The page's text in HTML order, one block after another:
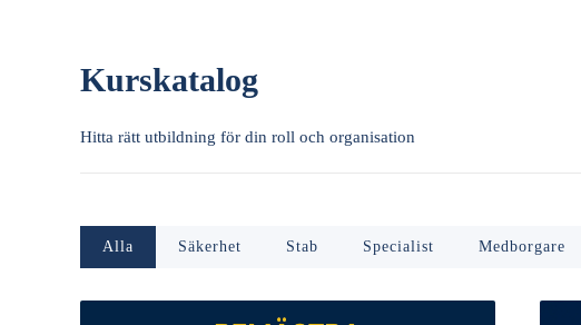
Kurskatalog
Hitta rätt utbildning för din roll och organisation
Alla Säkerhet Stab Specialist Medborgare